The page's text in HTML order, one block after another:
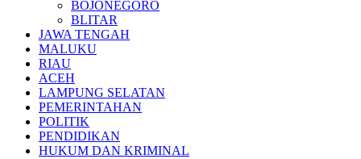
BOJONEGORO
BLITAR
JAWA TENGAH
MALUKU
RIAU
ACEH
LAMPUNG SELATAN
PEMERINTAHAN
POLITIK
PENDIDIKAN
HUKUM DAN KRIMINAL